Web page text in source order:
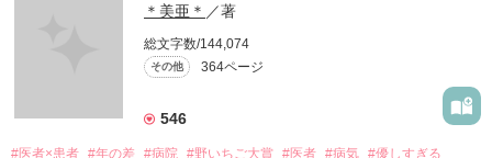
あなたの母親になりたい…
＊美亜＊ ／著
総文字数/144,074
その他 364ページ
546
#医者×患者 #年の差 #病院 #野いちご大賞 #医者 #病気 #優しすぎる